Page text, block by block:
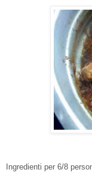
Ingredienti per 6/8